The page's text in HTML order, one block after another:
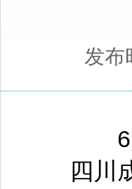
发布
6月
四川